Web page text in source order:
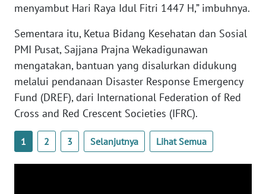
menyambut Hari Raya Idul Fitri 1447 H,” imbuhnya.
Sementara itu, Ketua Bidang Kesehatan dan Sosial
PMI Pusat, Sajjana Prajna Wekadigunawan
mengatakan, bantuan yang disalurkan didukung
melalui pendanaan Disaster Response Emergency
Fund (DREF), dari International Federation of Red
Cross and Red Crescent Societies (IFRC).
1 2 3 Selanjutnya Lihat Semua
SUMBAR
WN
WN
BENGKULU
WN
LAMPUNG